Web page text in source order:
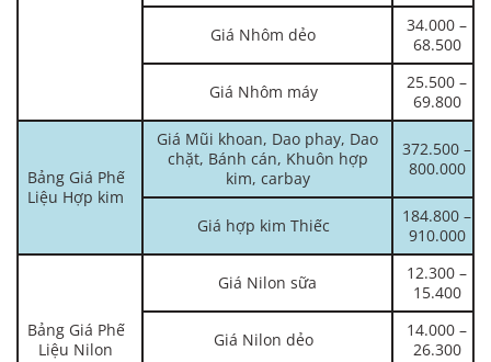
Giá Nhôm dẻo
34.000 –
68.500
Giá Nhôm máy
25.500 –
69.800
Bảng Giá Phế
Liệu Hợp kim
Giá Mũi khoan, Dao phay, Dao
chặt, Bánh cán, Khuôn hợp
kim, carbay
372.500 –
800.000
Giá hợp kim Thiếc
184.800 –
910.000
Bảng Giá Phế
Liệu Nilon
Giá Nilon sữa
12.300 –
15.400
Giá Nilon dẻo
14.000 –
26.300